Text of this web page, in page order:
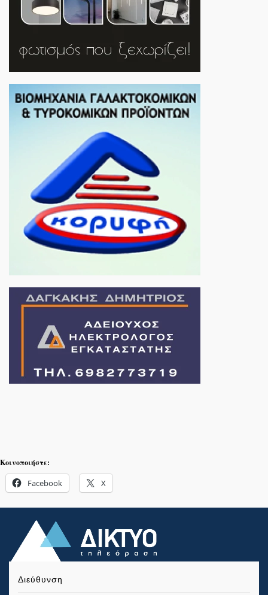
Κοινοποιήστε:
Facebook X
Διεύθυνση